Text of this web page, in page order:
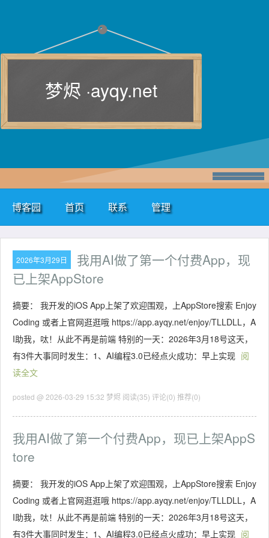
梦烬 ·ayqy.net
博客园 首页 联系 管理
2026年3月29日
我用AI做了第一个付费App，现
已上架AppStore
摘要： 我开发的iOS App上架了欢迎围观，上AppStore搜索 Enjoy
Coding 或者上官网逛逛哦 https://app.ayqy.net/enjoy/TLLDLL，A
I助我，呔！从此不再是前端 特别的一天：2026年3月18号这天，
有3件大事同时发生：1、AI编程3.0已经点火成功：早上实现 阅
读全文
posted @ 2026-03-29 15:32 梦烬 阅读(35) 评论(0) 推荐(0)
我用AI做了第一个付费App，现已上架AppS
tore
摘要： 我开发的iOS App上架了欢迎围观，上AppStore搜索 Enjoy
Coding 或者上官网逛逛哦 https://app.ayqy.net/enjoy/TLLDLL，A
I助我，呔！从此不再是前端 特别的一天：2026年3月18号这天，
有3件大事同时发生：1、AI编程3.0已经点火成功：早上实现 阅